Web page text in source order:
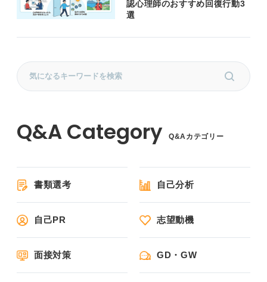
認心理師のおすすめ回復行動3
選
Q&Aカテゴリー
書類選考 自己分析
自己PR 志望動機
面接対策 GD・GW